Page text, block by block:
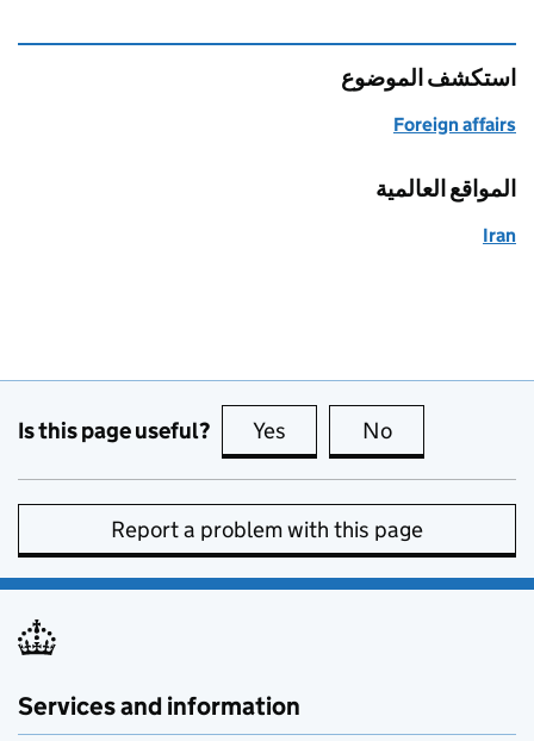
استكشف الموضوع
Foreign affairs
المواقع العالمية
Iran
Is this page useful? Yes this page is useful
No
Report a problem with this page
Services and information